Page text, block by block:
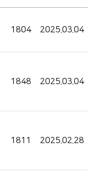
1804 2025.03.04
1848 2025.03.04
1811 2025.02.28